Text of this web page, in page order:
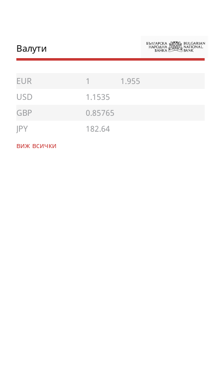
Валути
EUR 1
1.955
USD
1.1535
GBP
0.85765
JPY
182.64
виж всички